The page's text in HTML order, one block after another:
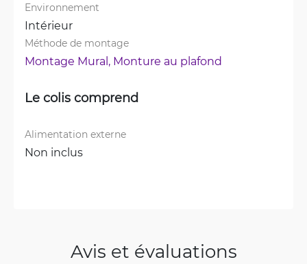
Environnement
Intérieur
Méthode de montage
Montage Mural, Monture au plafond
Le colis comprend
Alimentation externe
Non inclus
Avis et évaluations